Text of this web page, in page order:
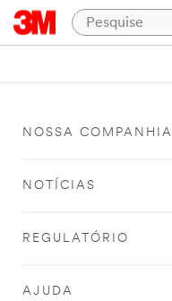
NOSSA COMPANHIA
NOTÍCIAS
REGULATÓRIO
AJUDA